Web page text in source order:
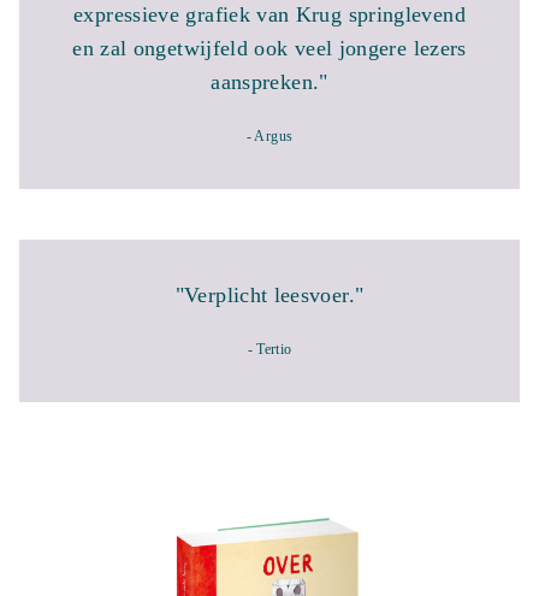
expressieve grafiek van Krug springlevend
en zal ongetwijfeld ook veel jongere lezers
aanspreken."
- Argus
"Verplicht leesvoer."
- Tertio